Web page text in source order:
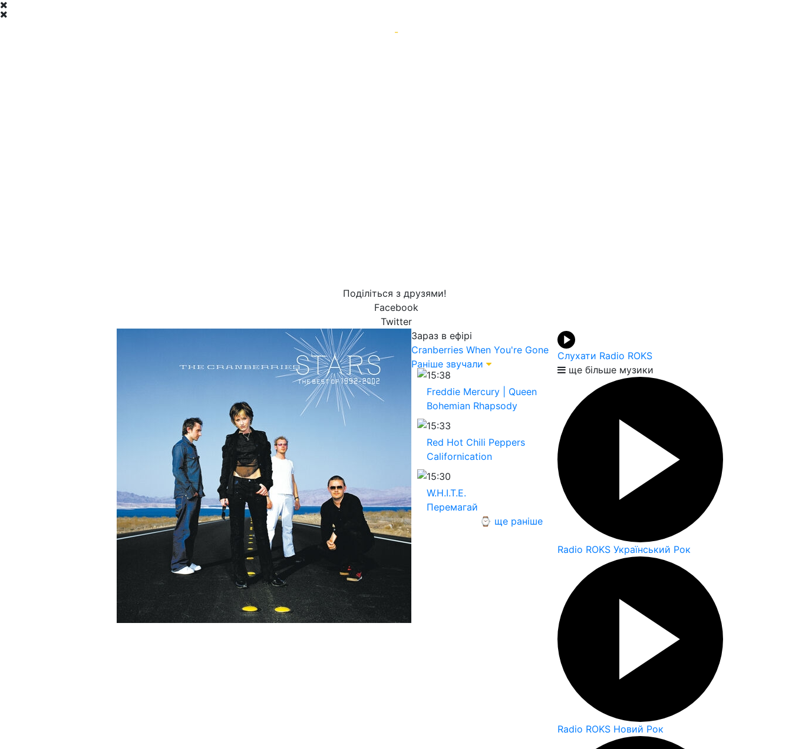
-
Поділіться з друзями!
Facebook
Twitter
Зараз в ефірі
Cranberries When You're Gone
Раніше звучали
15:38
Freddie Mercury | Queen
Bohemian Rhapsody
15:33
Red Hot Chili Peppers
Californication
15:30
W.H.I.T.E.
Перемагай
⌚ ще раніше
Слухати Radio ROKS
ще більше музики
Radio ROKS Український Рок
Radio ROKS Новий Рок